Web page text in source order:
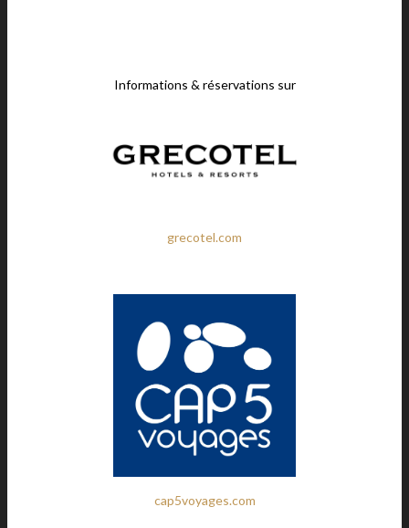
Informations & réservations sur
grecotel.com
cap5voyages.com